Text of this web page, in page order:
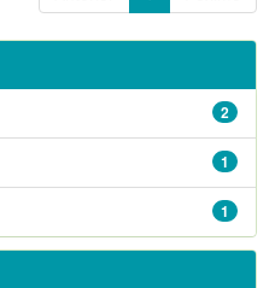
2
1
1